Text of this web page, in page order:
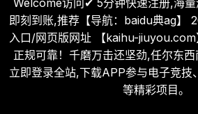
Welcome访问✔ 5分钟快速注册,海
即刻到账,推荐【导航：baidu典ag】
入口/网页版网址 【kaihu-jiuyou.com
正规可靠！千磨万击还坚劲,任尔东
立即登录全站,下载APP参与电子竞技
等精彩项目。